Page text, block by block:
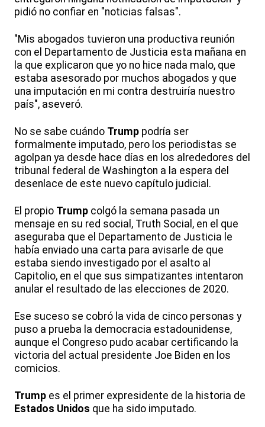
pidió no confiar en "noticias falsas".
"Mis abogados tuvieron una productiva reunión
con el Departamento de Justicia esta mañana en
la que explicaron que yo no hice nada malo, que
estaba asesorado por muchos abogados y que
una imputación en mi contra destruiría nuestro
país", aseveró.
No se sabe cuándo Trump podría ser
formalmente imputado, pero los periodistas se
agolpan ya desde hace días en los alrededores del
tribunal federal de Washington a la espera del
desenlace de este nuevo capítulo judicial.
El propio Trump colgó la semana pasada un
mensaje en su red social, Truth Social, en el que
aseguraba que el Departamento de Justicia le
había enviado una carta para avisarle de que
estaba siendo investigado por el asalto al
Capitolio, en el que sus simpatizantes intentaron
anular el resultado de las elecciones de 2020.
Ese suceso se cobró la vida de cinco personas y
puso a prueba la democracia estadounidense,
aunque el Congreso pudo acabar certificando la
victoria del actual presidente Joe Biden en los
comicios.
Trump es el primer expresidente de la historia de
Estados Unidos que ha sido imputado.